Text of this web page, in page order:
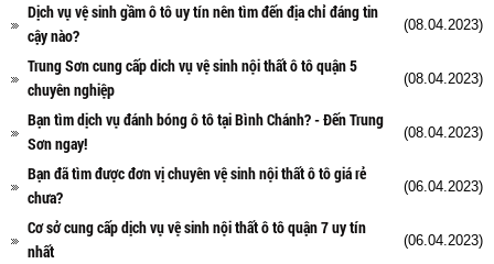
Dịch vụ vệ sinh gầm ô tô uy tín nên tìm đến địa chỉ đáng tin
cậy nào?
(08.04.2023)
Trung Sơn cung cấp dich vụ vệ sinh nội thất ô tô quận 5
chuyên nghiệp
(08.04.2023)
Bạn tìm dịch vụ đánh bóng ô tô tại Bình Chánh? - Đến Trung
Sơn ngay!
(08.04.2023)
Bạn đã tìm được đơn vị chuyên vệ sinh nội thất ô tô giá rẻ
chưa?
(06.04.2023)
Cơ sở cung cấp dịch vụ vệ sinh nội thất ô tô quận 7 uy tín
nhất
(06.04.2023)